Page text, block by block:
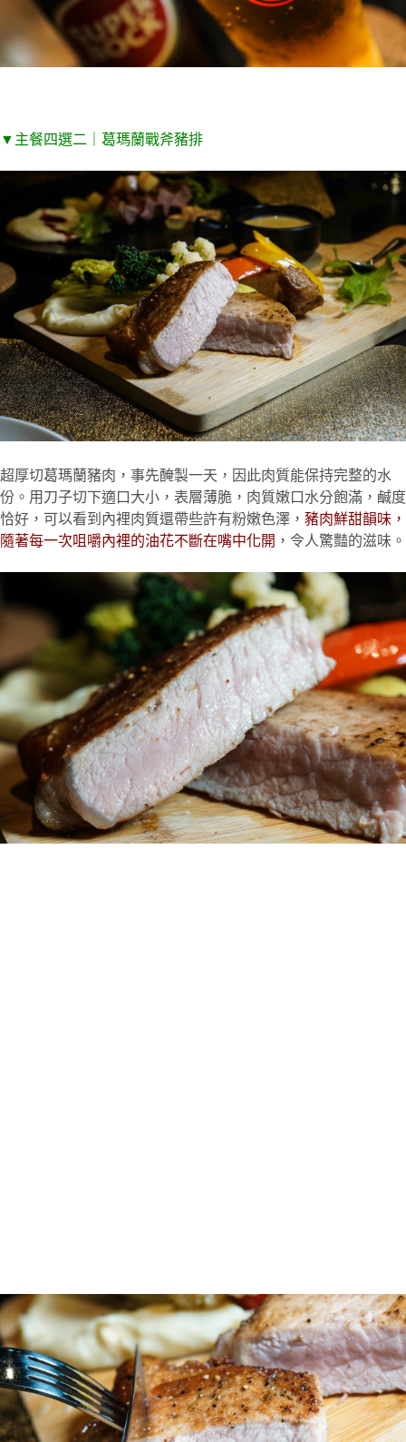
▼主餐四選二｜葛瑪蘭戰斧豬排
超厚切葛瑪蘭豬肉，事先醃製一天，因此肉質能保持完整的水
份。用刀子切下適口大小，表層薄脆，肉質嫩口水分飽滿，鹹度
恰好，可以看到內裡肉質還帶些許有粉嫩色澤， 豬肉鮮甜韻味，
隨著每一次咀嚼內裡的油花不斷在嘴中化開 ，令人驚豔的滋味。